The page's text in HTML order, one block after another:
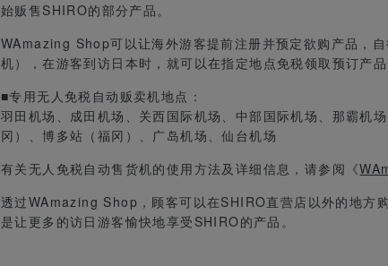
始贩售SHIRO的部分产品。
WAmazing Shop可以让海外游客提前注册并预定欲购产品，
机），在游客到访日本时，就可以在指定地点免税领取预订产品
■专用无人免税自动贩卖机地点：
羽田机场、成田机场、关西国际机场、中部国际机场、那霸机
冈）、博多站（福冈）、广岛机场、仙台机场
有关无人免税自动售货机的使用方法及详细信息，请参阅《
透过WAmazing Shop，顾客可以在SHIRO直营店以外的地方
是让更多的访日游客愉快地享受SHIRO的产品。